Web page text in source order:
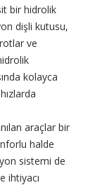
bir hidrolik
dişli kutusu,
ve
kolayca
araçlar bir
halde
sistemi de
ihtiyacı